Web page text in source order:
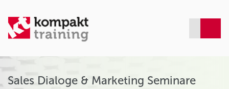
Sales Dialoge & Marketing Seminare